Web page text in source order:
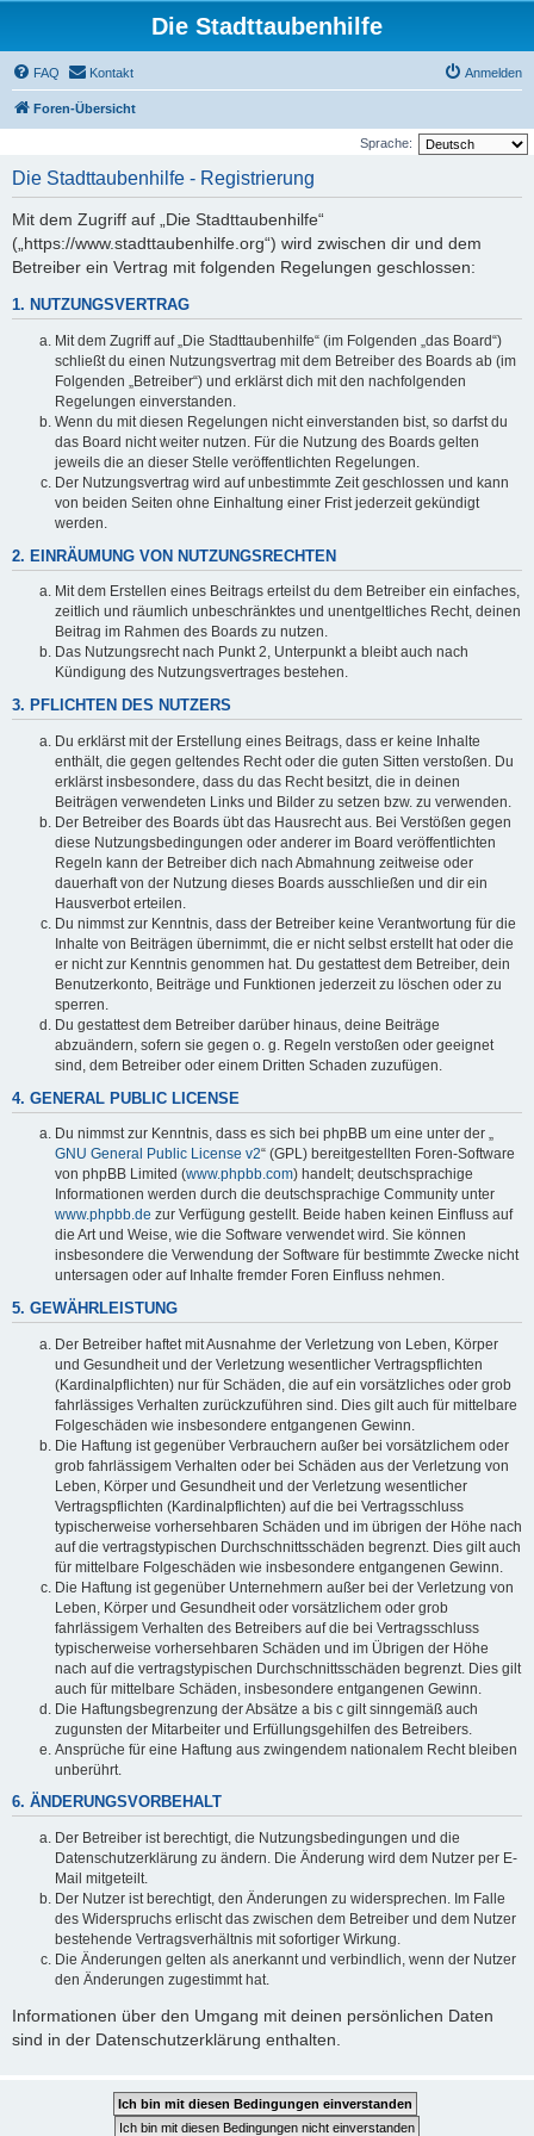
Die Stadttaubenhilfe
FAQ Kontakt Anmelden
Foren-Übersicht
Sprache:
Die Stadttaubenhilfe - Registrierung
Mit dem Zugriff auf „Die Stadttaubenhilfe“
(„https://www.stadttaubenhilfe.org“) wird zwischen dir und dem
Betreiber ein Vertrag mit folgenden Regelungen geschlossen:
1. NUTZUNGSVERTRAG
Mit dem Zugriff auf „Die Stadttaubenhilfe“ (im Folgenden „das Board“)
schließt du einen Nutzungsvertrag mit dem Betreiber des Boards ab (im
Folgenden „Betreiber“) und erklärst dich mit den nachfolgenden
Regelungen einverstanden.
Wenn du mit diesen Regelungen nicht einverstanden bist, so darfst du
das Board nicht weiter nutzen. Für die Nutzung des Boards gelten
jeweils die an dieser Stelle veröffentlichten Regelungen.
Der Nutzungsvertrag wird auf unbestimmte Zeit geschlossen und kann
von beiden Seiten ohne Einhaltung einer Frist jederzeit gekündigt
werden.
2. EINRÄUMUNG VON NUTZUNGSRECHTEN
Mit dem Erstellen eines Beitrags erteilst du dem Betreiber ein einfaches,
zeitlich und räumlich unbeschränktes und unentgeltliches Recht, deinen
Beitrag im Rahmen des Boards zu nutzen.
Das Nutzungsrecht nach Punkt 2, Unterpunkt a bleibt auch nach
Kündigung des Nutzungsvertrages bestehen.
3. PFLICHTEN DES NUTZERS
Du erklärst mit der Erstellung eines Beitrags, dass er keine Inhalte
enthält, die gegen geltendes Recht oder die guten Sitten verstoßen. Du
erklärst insbesondere, dass du das Recht besitzt, die in deinen
Beiträgen verwendeten Links und Bilder zu setzen bzw. zu verwenden.
Der Betreiber des Boards übt das Hausrecht aus. Bei Verstößen gegen
diese Nutzungsbedingungen oder anderer im Board veröffentlichten
Regeln kann der Betreiber dich nach Abmahnung zeitweise oder
dauerhaft von der Nutzung dieses Boards ausschließen und dir ein
Hausverbot erteilen.
Du nimmst zur Kenntnis, dass der Betreiber keine Verantwortung für die
Inhalte von Beiträgen übernimmt, die er nicht selbst erstellt hat oder die
er nicht zur Kenntnis genommen hat. Du gestattest dem Betreiber, dein
Benutzerkonto, Beiträge und Funktionen jederzeit zu löschen oder zu
sperren.
Du gestattest dem Betreiber darüber hinaus, deine Beiträge
abzuändern, sofern sie gegen o. g. Regeln verstoßen oder geeignet
sind, dem Betreiber oder einem Dritten Schaden zuzufügen.
4. GENERAL PUBLIC LICENSE
Du nimmst zur Kenntnis, dass es sich bei phpBB um eine unter der „
GNU General Public License v2“ (GPL) bereitgestellten Foren-Software
von phpBB Limited (www.phpbb.com) handelt; deutschsprachige
Informationen werden durch die deutschsprachige Community unter
www.phpbb.de zur Verfügung gestellt. Beide haben keinen Einfluss auf
die Art und Weise, wie die Software verwendet wird. Sie können
insbesondere die Verwendung der Software für bestimmte Zwecke nicht
untersagen oder auf Inhalte fremder Foren Einfluss nehmen.
5. GEWÄHRLEISTUNG
Der Betreiber haftet mit Ausnahme der Verletzung von Leben, Körper
und Gesundheit und der Verletzung wesentlicher Vertragspflichten
(Kardinalpflichten) nur für Schäden, die auf ein vorsätzliches oder grob
fahrlässiges Verhalten zurückzuführen sind. Dies gilt auch für mittelbare
Folgeschäden wie insbesondere entgangenen Gewinn.
Die Haftung ist gegenüber Verbrauchern außer bei vorsätzlichem oder
grob fahrlässigem Verhalten oder bei Schäden aus der Verletzung von
Leben, Körper und Gesundheit und der Verletzung wesentlicher
Vertragspflichten (Kardinalpflichten) auf die bei Vertragsschluss
typischerweise vorhersehbaren Schäden und im übrigen der Höhe nach
auf die vertragstypischen Durchschnittsschäden begrenzt. Dies gilt auch
für mittelbare Folgeschäden wie insbesondere entgangenen Gewinn.
Die Haftung ist gegenüber Unternehmern außer bei der Verletzung von
Leben, Körper und Gesundheit oder vorsätzlichem oder grob
fahrlässigem Verhalten des Betreibers auf die bei Vertragsschluss
typischerweise vorhersehbaren Schäden und im Übrigen der Höhe
nach auf die vertragstypischen Durchschnittsschäden begrenzt. Dies gilt
auch für mittelbare Schäden, insbesondere entgangenen Gewinn.
Die Haftungsbegrenzung der Absätze a bis c gilt sinngemäß auch
zugunsten der Mitarbeiter und Erfüllungsgehilfen des Betreibers.
Ansprüche für eine Haftung aus zwingendem nationalem Recht bleiben
unberührt.
6. ÄNDERUNGSVORBEHALT
Der Betreiber ist berechtigt, die Nutzungsbedingungen und die
Datenschutzerklärung zu ändern. Die Änderung wird dem Nutzer per E-
Mail mitgeteilt.
Der Nutzer ist berechtigt, den Änderungen zu widersprechen. Im Falle
des Widerspruchs erlischt das zwischen dem Betreiber und dem Nutzer
bestehende Vertragsverhältnis mit sofortiger Wirkung.
Die Änderungen gelten als anerkannt und verbindlich, wenn der Nutzer
den Änderungen zugestimmt hat.
Informationen über den Umgang mit deinen persönlichen Daten
sind in der Datenschutzerklärung enthalten.